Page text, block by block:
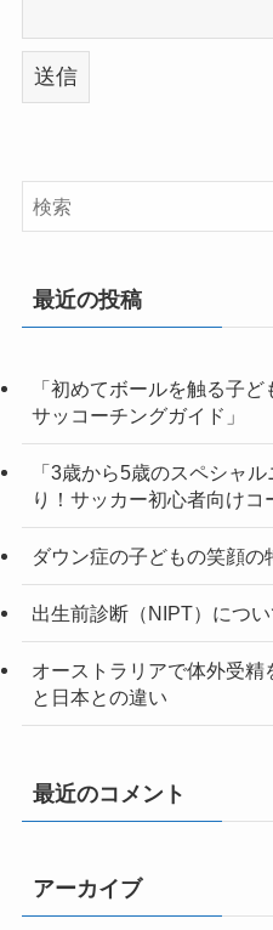
最近の投稿
「初めてボールを触る子
サッコーチングガイド」
「3歳から5歳のスペシャ
り！サッカー初心者向けコ
ダウン症の子どもの笑顔の
出生前診断（NIPT）につい
オーストラリアで体外受精
と日本との違い
最近のコメント
アーカイブ